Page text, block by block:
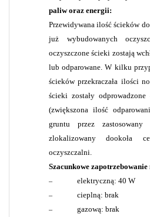
paliw oraz energii:
Przewidywana ilość ścieków
już wybudowanych
oczyszczone ścieki zostają
lub odparowane. W kilku
ścieków przekraczała ilości
ścieki zostały
(zwiększona ilość
gruntu przez
zlokalizowany dookoła
oczyszczalni.
Szacunkowe
– elektryczną: 40 W
– cieplną: brak
–
gazową: brak